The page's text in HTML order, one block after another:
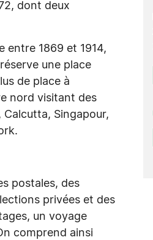
dont deux
entre 1869 et 1914,
une place
de place à
nord visitant des
Calcutta, Singapour,
postales, des
privées et des
un voyage
comprend ainsi